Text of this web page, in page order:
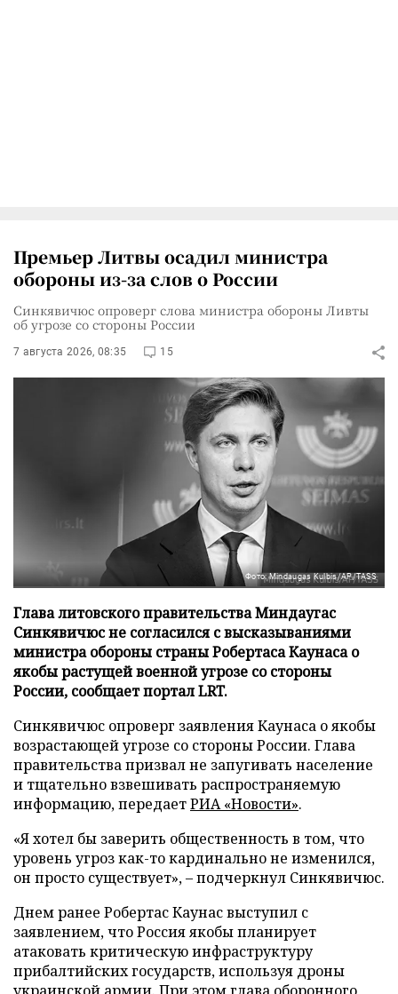
Премьер Литвы осадил министра
обороны из-за слов о России
Синкявичюс опроверг слова министра обороны Ливты
об угрозе со стороны России
7 августа 2026, 08:35 15
Фото: Mindaugas Kulbis/AP/TASS
Глава литовского правительства Миндаугас
Синкявичюс не согласился с высказываниями
министра обороны страны Робертаса Каунаса о
якобы растущей военной угрозе со стороны
России, сообщает портал LRT.
Синкявичюс опроверг заявления Каунаса о якобы
возрастающей угрозе со стороны России. Глава
правительства призвал не запугивать население
и тщательно взвешивать распространяемую
информацию, передаетРИА «Новости».
«Я хотел бы заверить общественность в том, что
уровень угроз как-то кардинально не изменился,
он просто существует», – подчеркнул Синкявичюс.
Днем ранее Робертас Каунас выступил с
заявлением, что Россия якобы планирует
атаковать критическую инфраструктуру
прибалтийских государств, используя дроны